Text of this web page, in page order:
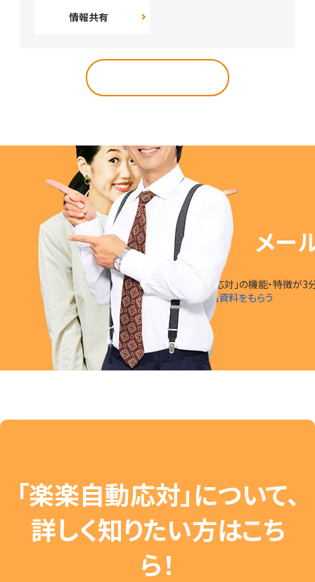
情報共有
メー
「楽楽自動応対」の機能・特徴が3
無料で製品資料をもらう
「楽楽自動応対」について、
詳しく知りたい方はこち
ら！